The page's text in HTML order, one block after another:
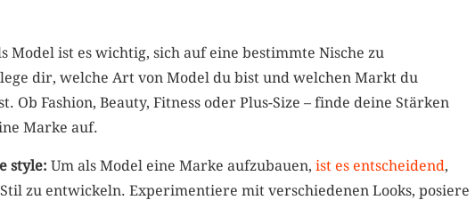
Model ​ist es wichtig, sich auf eine bestimmte Nische zu
​dir, welche Art von Model du⁤ bist‍ und welchen Markt du
Ob Fashion, Beauty, Fitness oder​ Plus-Size – finde deine Stärken
Marke auf.
style: Um als Model eine Marke aufzubauen, ist​ es entscheidend,⁢
zu⁢ entwickeln. Experimentiere⁤ mit verschiedenen Looks, ‌posiere‍